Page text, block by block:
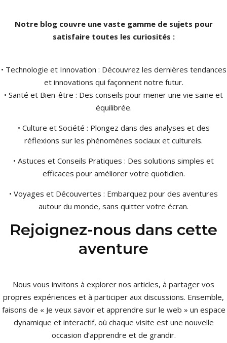
Notre blog couvre une vaste gamme de sujets pour
satisfaire toutes les curiosités :
• Technologie et Innovation : Découvrez les dernières tendances
et innovations qui façonnent notre futur.
• Santé et Bien-être : Des conseils pour mener une vie saine et
équilibrée.
• Culture et Société : Plongez dans des analyses et des
réflexions sur les phénomènes sociaux et culturels.
• Astuces et Conseils Pratiques : Des solutions simples et
efficaces pour améliorer votre quotidien.
• Voyages et Découvertes : Embarquez pour des aventures
autour du monde, sans quitter votre écran.
Rejoignez-nous dans cette
aventure
Nous vous invitons à explorer nos articles, à partager vos
propres expériences et à participer aux discussions. Ensemble,
faisons de « Je veux savoir et apprendre sur le web » un espace
dynamique et interactif, où chaque visite est une nouvelle
occasion d’apprendre et de grandir.